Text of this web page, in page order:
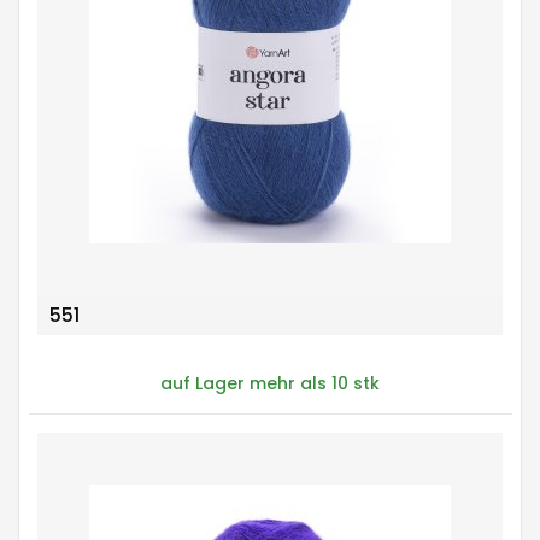
551
auf Lager mehr als 10 stk